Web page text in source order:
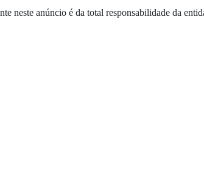
neste anúncio é da total responsabilidade da